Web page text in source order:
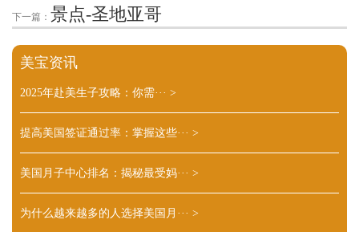
下一篇： 景点-圣地亚哥
美宝资讯
2025年赴美生子攻略：你需··· >
提高美国签证通过率：掌握这些··· >
美国月子中心排名：揭秘最受妈··· >
为什么越来越多的人选择美国月··· >